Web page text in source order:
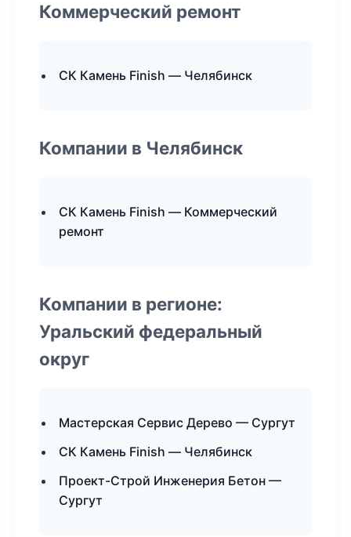
Коммерческий ремонт
СК Камень Finish — Челябинск
Компании в Челябинск
СК Камень Finish — Коммерческий
ремонт
Компании в регионе:
Уральский федеральный
округ
Мастерская Сервис Дерево — Сургут
СК Камень Finish — Челябинск
Проект-Строй Инженерия Бетон —
Сургут